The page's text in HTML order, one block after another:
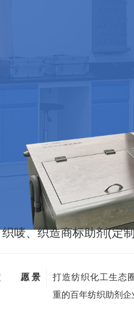
唛、织造商标助剂(定
愿 景
打造纺织化工生态
重的百年纺织助剂企